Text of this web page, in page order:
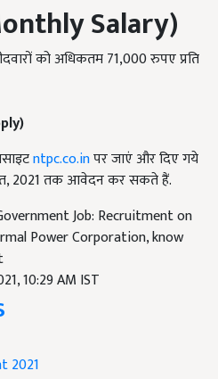
Salary)
को अधिकतम 71,000 रुपए प्रति
ntpc.co.inपर जाएं और दिए गये
2021 तक आवेदन कर सकते हैं.
Job: Recruitment on
Power Corporation, know
10:29 AM IST
2021